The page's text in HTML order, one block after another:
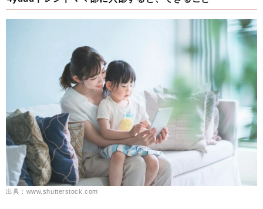
出典：www.shutterstock.com